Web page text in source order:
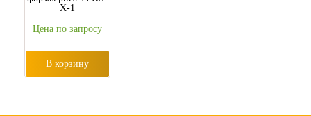
X-1
Цена по запросу
В корзину